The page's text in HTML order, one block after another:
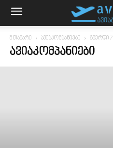
მთავარი ავიაკომპანიები გვერდი 7
ᲐᲕᲘᲐᲙᲝᲛᲞᲐᲜᲘᲔᲑᲘ